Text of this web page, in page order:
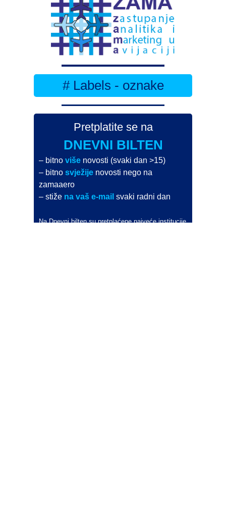
# Labels - oznake
Pretplatite se na
DNEVNI BILTEN
– bitnoviše novosti (svaki dan >15)
– bitnosvježije novosti nego na
zamaaero
– stiže na vaš e-mail svaki radni dan
Na Dnevni bilten su pretplaćene najveće institucije